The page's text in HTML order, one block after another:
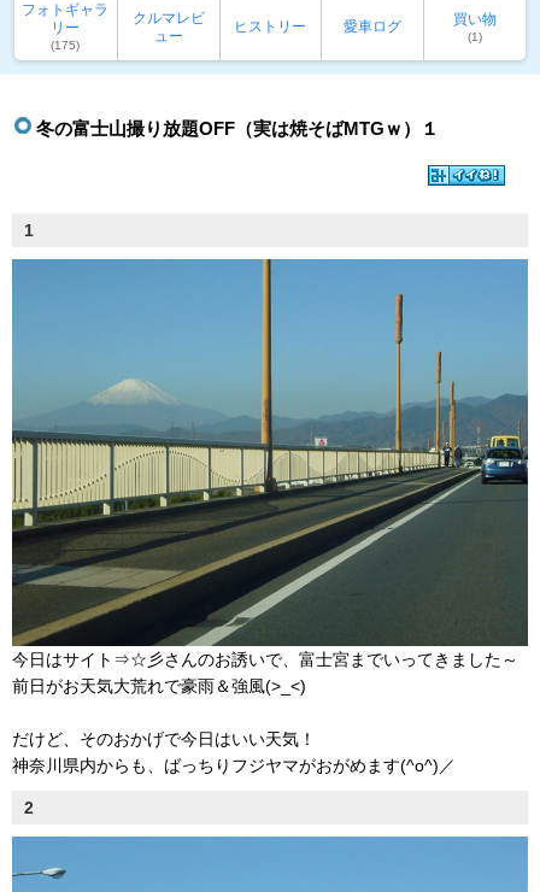
フォトギャラ
リー
(175)
クルマレビ
ュー
ヒストリー 愛車ログ 買い物
(1)
冬の富士山撮り放題OFF（実は焼そばMTGｗ）１
1
今日はサイト⇒☆彡さんのお誘いで、富士宮までいってきました～
前日がお天気大荒れで豪雨＆強風(>_<)
だけど、そのおかげで今日はいい天気！
神奈川県内からも、ばっちりフジヤマがおがめます(^o^)／
2